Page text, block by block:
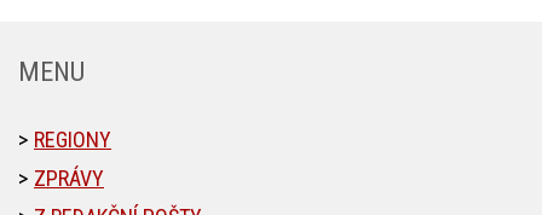
MENU
REGIONY
ZPRÁVY